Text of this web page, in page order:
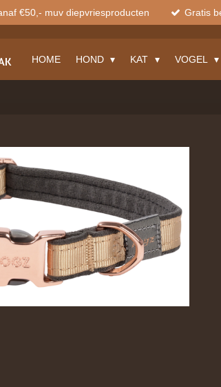
€50,- muv diepvriesproducten Gratis
HOME HOND KAT VOGEL